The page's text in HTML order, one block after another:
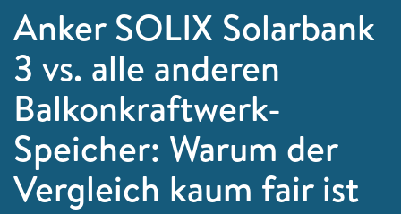
Anker SOLIX Solarbank
3 vs. alle anderen
Balkonkraftwerk-
Speicher: Warum der
Vergleich kaum fair ist